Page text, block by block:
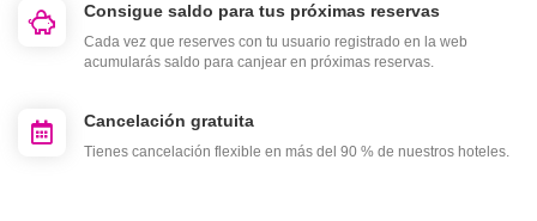
Consigue saldo para tus próximas reservas
Cada vez que reserves con tu usuario registrado en la web
acumularás saldo para canjear en próximas reservas.
Cancelación gratuita
Tienes cancelación flexible en más del 90 % de nuestros hoteles.